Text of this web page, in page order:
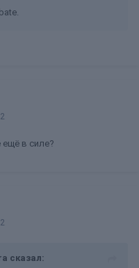
в силе?
сказал: